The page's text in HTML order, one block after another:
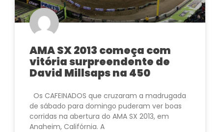
AMA SX 2013 começa com
vitória surpreendente de
David Millsaps na 450
Os CAFEINADOS que cruzaram a madrugada
de sábado para domingo puderam ver boas
corridas na abertura do AMA SX 2013, em
Anaheim, Califórnia. A